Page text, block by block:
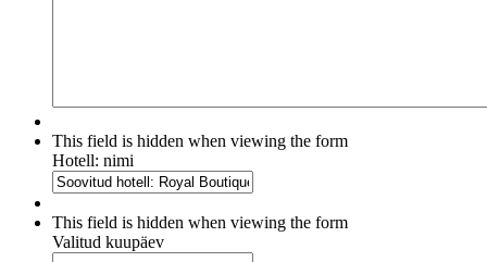
This field is hidden when viewing the form
Hotell: nimi
This field is hidden when viewing the form
Valitud kuupäev